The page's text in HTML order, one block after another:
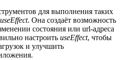
для выполнения таких
useEffect. Она создаёт возможность
состояния или url-адреса
настроить useEffect, чтобы
и улучшить